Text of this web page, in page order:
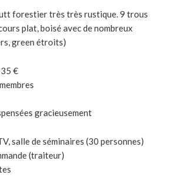
forestier très très rustique. 9 trous
plat, boisé avec de nombreux
green étroits)
€
gracieusement
salle de séminaires (30 personnes)
(traiteur)